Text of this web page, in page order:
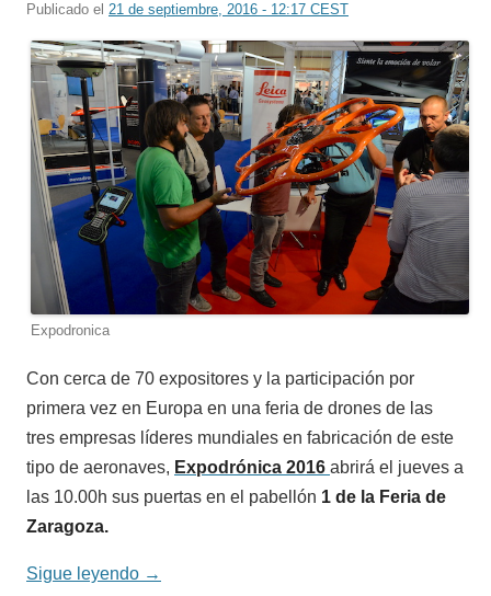
Publicado el 21 de septiembre, 2016 - 12:17 CEST
Expodronica
Con cerca de 70 expositores y la participación por
primera vez en Europa en una feria de drones de las
tres empresas líderes mundiales en fabricación de este
tipo de aeronaves, Expodrónica 2016 abrirá el jueves a
las 10.00h sus puertas en el pabellón 1 de la Feria de
Zaragoza.
Sigue leyendo →